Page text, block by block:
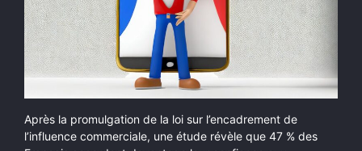
Après la promulgation de la loi sur l’encadrement de
l’influence commerciale, une étude révèle que 47 % des